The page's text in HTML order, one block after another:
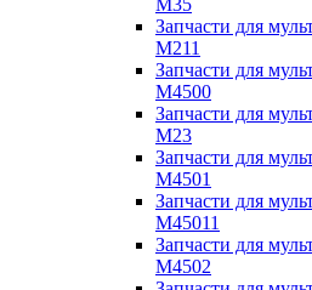
M35
Запчасти для
M211
Запчасти для
M4500
Запчасти для
M23
Запчасти для
M4501
Запчасти для
M45011
Запчасти для
M4502